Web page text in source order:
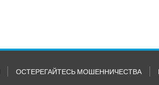
ОСТЕРЕГАЙТЕСЬ МОШЕННИЧЕСТВА